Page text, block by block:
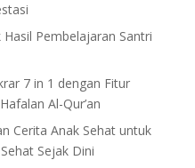
Pembelajaran Santri
7 in 1 dengan Fitur
Al-Qur’an
Cerita Anak Sehat untuk
Sejak Dini